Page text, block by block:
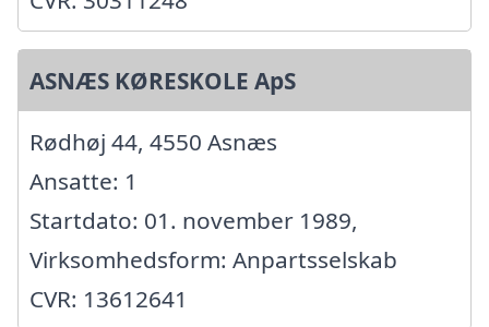
ASNÆS KØRESKOLE ApS
Rødhøj 44, 4550 Asnæs
Ansatte: 1
Startdato: 01. november 1989,
Virksomhedsform: Anpartsselskab
CVR: 13612641